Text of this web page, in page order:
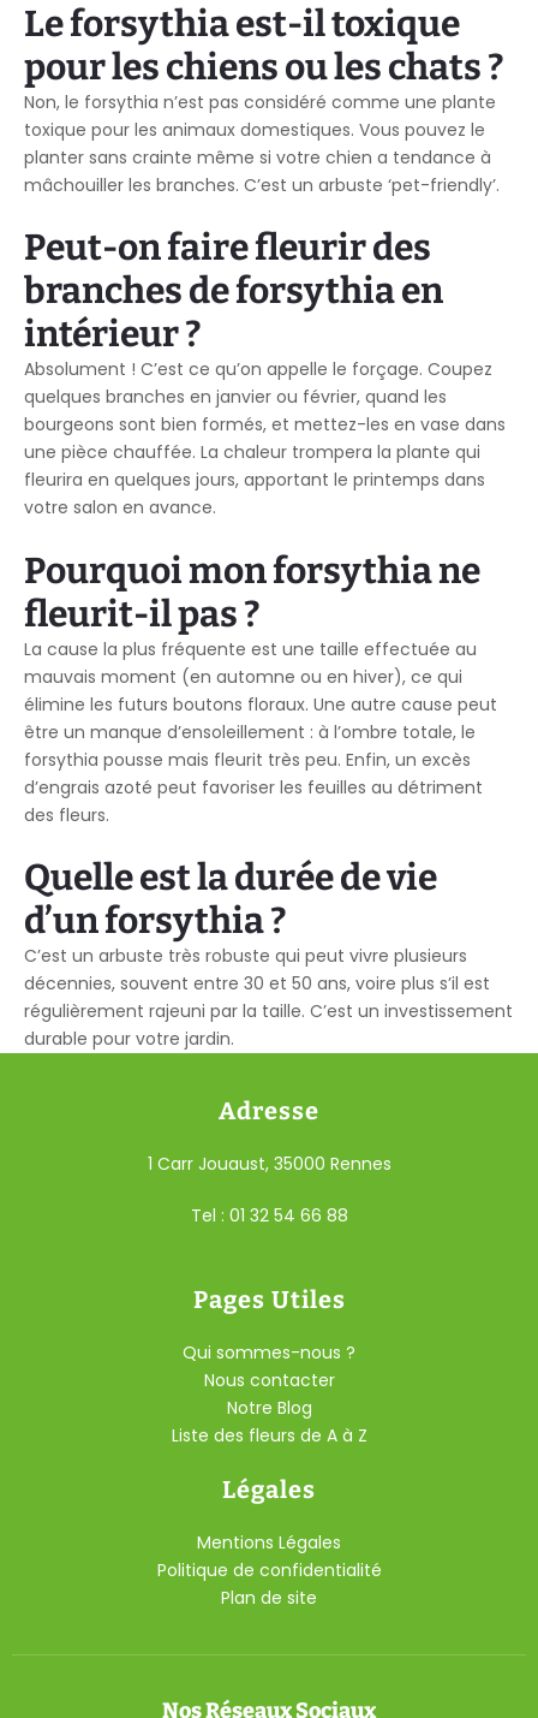
Le forsythia est-il toxique
pour les chiens ou les chats ?
Non, le forsythia n’est pas considéré comme une plante
toxique pour les animaux domestiques. Vous pouvez le
planter sans crainte même si votre chien a tendance à
mâchouiller les branches. C’est un arbuste ‘pet-friendly’.
Peut-on faire fleurir des
branches de forsythia en
intérieur ?
Absolument ! C’est ce qu’on appelle le forçage. Coupez
quelques branches en janvier ou février, quand les
bourgeons sont bien formés, et mettez-les en vase dans
une pièce chauffée. La chaleur trompera la plante qui
fleurira en quelques jours, apportant le printemps dans
votre salon en avance.
Pourquoi mon forsythia ne
fleurit-il pas ?
La cause la plus fréquente est une taille effectuée au
mauvais moment (en automne ou en hiver), ce qui
élimine les futurs boutons floraux. Une autre cause peut
être un manque d’ensoleillement : à l’ombre totale, le
forsythia pousse mais fleurit très peu. Enfin, un excès
d’engrais azoté peut favoriser les feuilles au détriment
des fleurs.
Quelle est la durée de vie
d’un forsythia ?
C’est un arbuste très robuste qui peut vivre plusieurs
décennies, souvent entre 30 et 50 ans, voire plus s’il est
régulièrement rajeuni par la taille. C’est un investissement
durable pour votre jardin.
Adresse
1 Carr Jouaust, 35000 Rennes
Tel : 01 32 54 66 88
Pages Utiles
Qui sommes-nous ?
Nous contacter
Notre Blog
Liste des fleurs de A à Z
Légales
Mentions Légales
Politique de confidentialité
Plan de site
Nos Réseaux Sociaux